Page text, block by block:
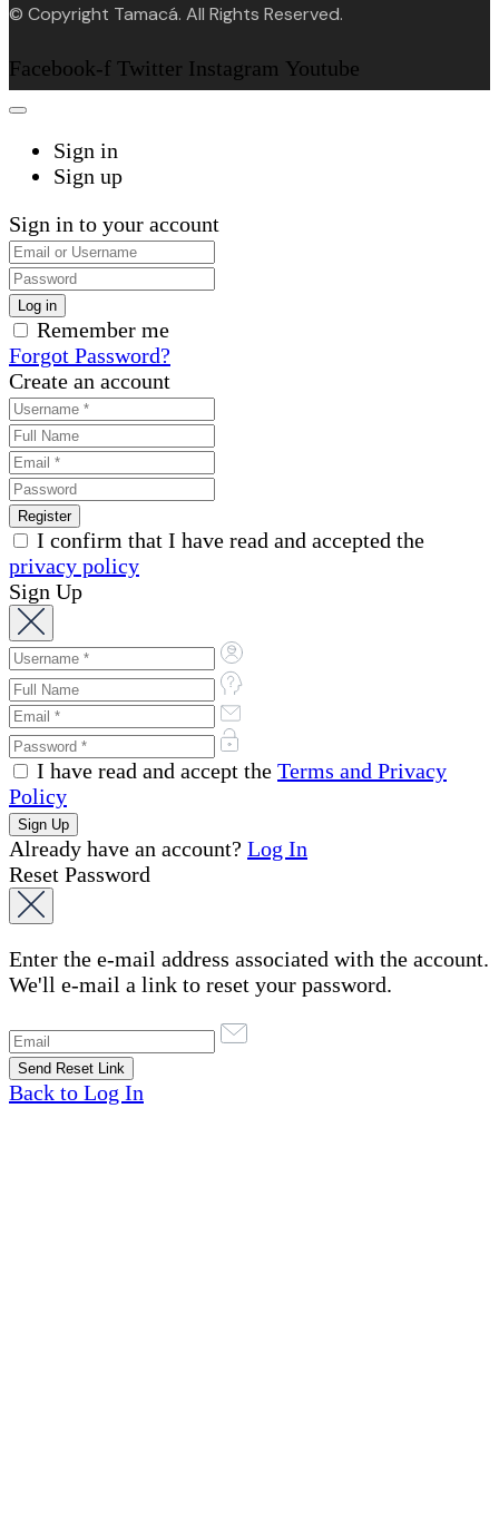
© Copyright Tamacá. All Rights Reserved.
Facebook-f Twitter Instagram Youtube
Sign in
Sign up
Sign in to your account
Remember me
Forgot Password?
Create an account
I confirm that I have read and accepted the
privacy policy
Sign Up
I have read and accept the Terms and Privacy
Policy
Already have an account? Log In
Reset Password
Enter the e-mail address associated with the account.
We'll e-mail a link to reset your password.
Back to Log In